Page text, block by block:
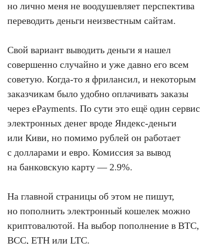
но лично меня не воодушевляет перспектива
переводить деньги неизвестным сайтам.
Свой вариант выводить деньги я нашел
совершенно случайно и уже давно его всем
советую. Когда-то я фрилансил, и некоторым
заказчикам было удобно оплачивать заказы
через ePayments. По сути это ещё один сервис
электронных денег вроде Яндекс-деньги
или Киви, но помимо рублей он работает
с долларами и евро. Комиссия за вывод
на банковскую карту — 2.9%.
На главной страницы об этом не пишут,
но пополнить электронный кошелек можно
криптовалютой. На выбор пополнение в BTC,
BCC, ETH или LTC.